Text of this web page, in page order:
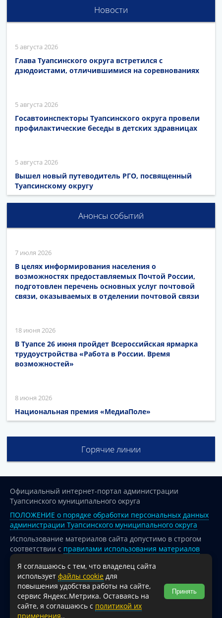
Новости
5 августа 2026
Глава Туапсинского округа встретился с
дзюдоистами, отличившимися на соревнованиях
5 августа 2026
Госавтоинспекторы Туапсинского округа провели
профилактические беседы в детских здравницах
5 августа 2026
Вышел новый путеводитель РГО, посвященный
Туапсинскому округу
Анонсы событий
7 июля 2026
В целях информирования населения о
возможностях предоставляемых Почтой России,
подготовлен перечень основных услуг почтовой
связи, оказываемых в отделении почтовой связи
18 июня 2026
В Туапсе 26 июня пройдет Всероссийская ярмарка
трудоустройства «Работа в России. Время
возможностей»
8 июня 2026
Национальная премия «МедиаПоле»
Горячие линии
Официальный интернет-портал администрации
Туапсинского муниципального округа
ПОЛОЖЕНИЕ о порядке обработки персональных данных
администрации Туапсинского муниципального округа
Использование материалов сайта допустимо в строгом
соответствии с правилами использования материалов
опубликованных на сайте
При перепечатке и использовании информации ссылка
на источник обязательна.
Для сайтов и страниц сети Интернет обязательна
активная гиперссылка на официальный интернет-портал
Я соглашаюсь с тем, что владелец сайта
использует файлы cookie для
повышения удобства работы на сайте,
сервис Яндекс.Метрика. Оставаясь на
сайте, я соглашаюсь с политикой их
применения..
Принять